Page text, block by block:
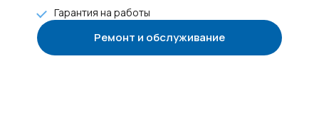
Гарантия на работы
Ремонт и обслуживание